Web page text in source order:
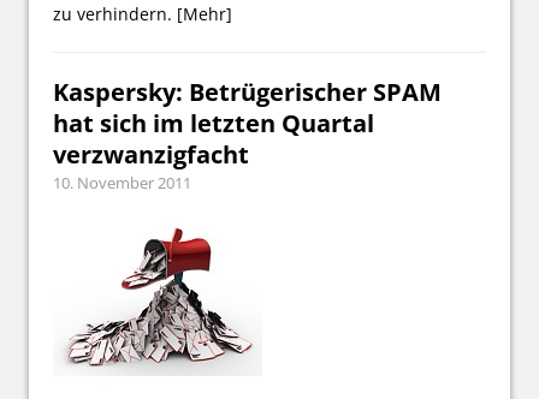
zu verhindern. [Mehr]
Kaspersky: Betrügerischer SPAM
hat sich im letzten Quartal
verzwanzigfacht
10. November 2011